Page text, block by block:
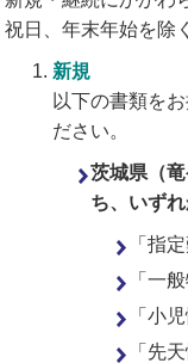
祝日、年末年始を除
新規
以下の書類を
ださい。
茨城県（
ち、いず
「指
「一
「小
「先